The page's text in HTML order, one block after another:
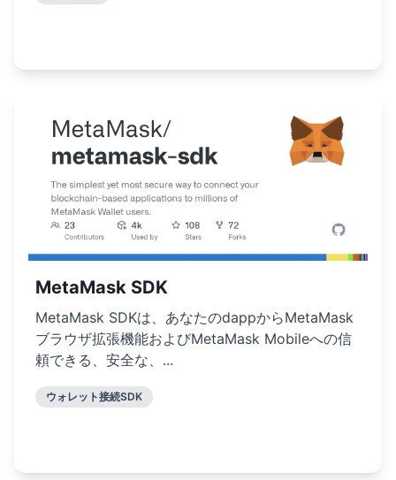
MetaMask SDK
MetaMask SDKは、あなたのdappからMetaMask
ブラウザ拡張機能およびMetaMask Mobileへの信
頼できる、安全な、...
ウォレット接続SDK